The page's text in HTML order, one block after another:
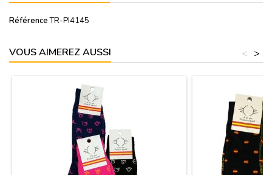
Référence TR-PI4145
VOUS AIMEREZ AUSSI >
<